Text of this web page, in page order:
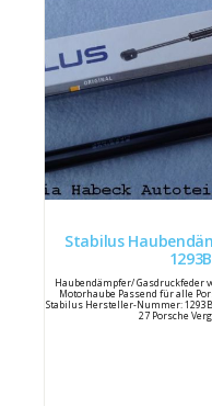
Stabilus
Haubendämpfer/ Gasdruckfeder
Motorhaube Passend für alle
Stabilus Hersteller-Nummer:
27 Porsche